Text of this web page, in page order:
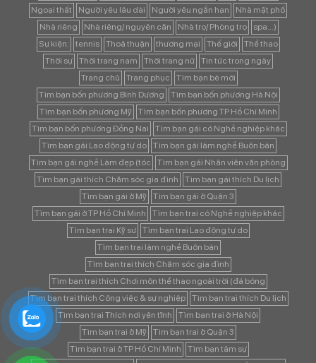
Ngoại thất
Người yêu lâu dài Người yêu ngắn hạn
Nhà mặt phố
Nhà riêng
Nhà riêng/ nguyên căn Nhà trọ/ Phòng trọ
spa...)
Sự kiện:
tennis Thoả thuận thương mại Thế giới
Thể thao
Thời sự
Thời trang nam Thời trang nữ
Tin tức trong ngày
Trang chủ
Trang phục
Tìm bạn bè mới
Tìm bạn bốn phương Bình Dương
Tìm bạn bốn phương Hà Nội
Tìm bạn bốn phương Mỹ
Tìm bạn bốn phương TP Hồ Chí Minh
Tìm bạn bốn phương Đồng Nai
Tìm bạn gái có Nghề nghiệp khác
Tìm bạn gái Lao động tự do
Tìm bạn gái làm nghề Buôn bán
Tìm bạn gái nghề Làm đẹp (tóc
Tìm bạn gái Nhân viên văn phòng
Tìm bạn gái thích Chăm sóc gia đình
Tìm bạn gái thích Du lịch
Tìm bạn gái ở Mỹ
Tìm bạn gái ở Quận 3
Tìm bạn gái ở TP Hồ Chí Minh
Tìm bạn trai có Nghề nghiệp khác
Tìm bạn trai Kỹ sư
Tìm bạn trai Lao động tự do
Tìm bạn trai làm nghề Buôn bán
Tìm bạn trai thích Chăm sóc gia đình
Tìm bạn trai thích Chơi môn thể thao ngoài trời (đá bóng
Tìm bạn trai thích Công việc & sự nghiệp
Tìm bạn trai thích Du lịch
Tìm bạn trai Thích nơi yên tĩnh
Tìm bạn trai ở Hà Nội
Tìm bạn trai ở Mỹ
Tìm bạn trai ở Quận 3
Tìm bạn trai ở TP Hồ Chí Minh
Tìm bạn tâm sự